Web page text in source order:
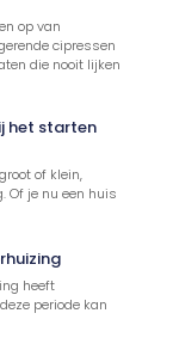
op van
cipressen
die nooit lijken
het starten
of klein,
Of je nu een huis
heeft
periode kan